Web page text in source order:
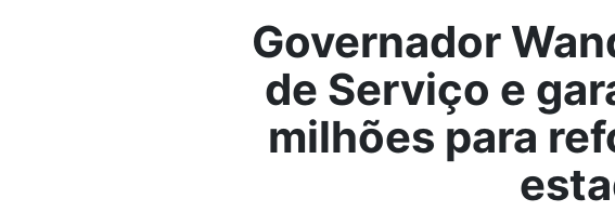
Governador
de Serviço e
milhões para